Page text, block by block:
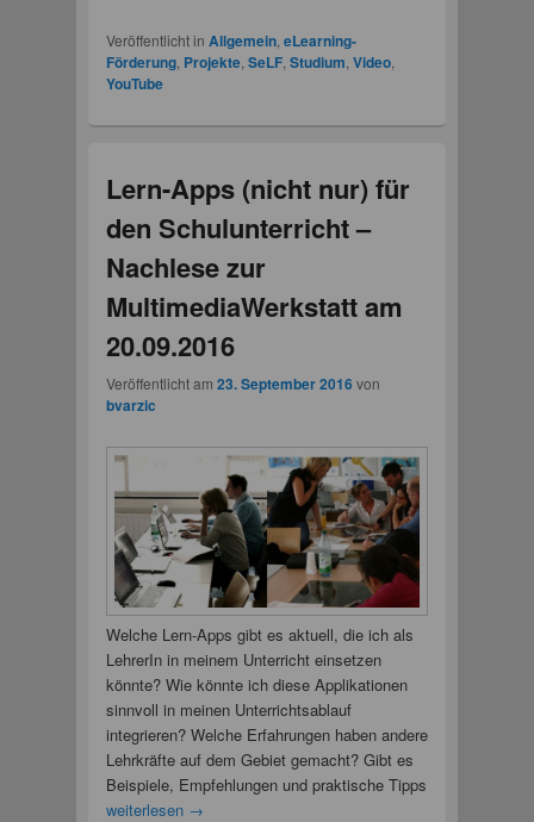
Veröffentlicht in Allgemein, eLearning-
Förderung, Projekte, SeLF, Studium Video,
YouTube
Lern-Apps (nicht nur) für
den Schulunterricht –
Nachlese zur
MultimediaWerkstatt am
20.09.2016
Veröffentlicht am 23. September 2016 von
bvarzic
Welche Lern-Apps gibt es aktuell, die ich als
LehrerIn in meinem Unterricht einsetzen
könnte? Wie könnte ich diese Applikationen
sinnvoll in meinen Unterrichtsablauf
integrieren? Welche Erfahrungen haben andere
Lehrkräfte auf dem Gebiet gemacht? Gibt es
Beispiele, Empfehlungen und praktische Tipps
weiterlesen →